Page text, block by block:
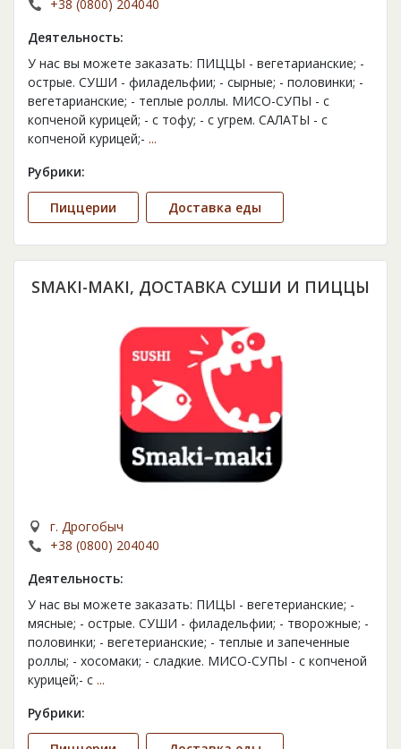
+38 (0800) 204040
Деятельность:
У нас вы можете заказать: ПИЦЦЫ - вегетарианские; -
острые. СУШИ - филадельфии; - сырные; - половинки; -
вегетарианские; - теплые роллы. МИСО-СУПЫ - с
копченой курицей; - с тофу; - с угрем. САЛАТЫ - с
копченой курицей;- ...
Рубрики:
Пиццерии Доставка еды
SMAKI-MAKI, ДОСТАВКА СУШИ И ПИЦЦЫ
г. Дрогобыч
+38 (0800) 204040
Деятельность:
У нас вы можете заказать: ПИЦЫ - вегетерианские; -
мясные; - острые. СУШИ - филадельфии; - творожные; -
половинки; - вегетерианские; - теплые и запеченные
роллы; - хосомаки; - сладкие. МИСО-СУПЫ - с копченой
курицей;- с ...
Рубрики: